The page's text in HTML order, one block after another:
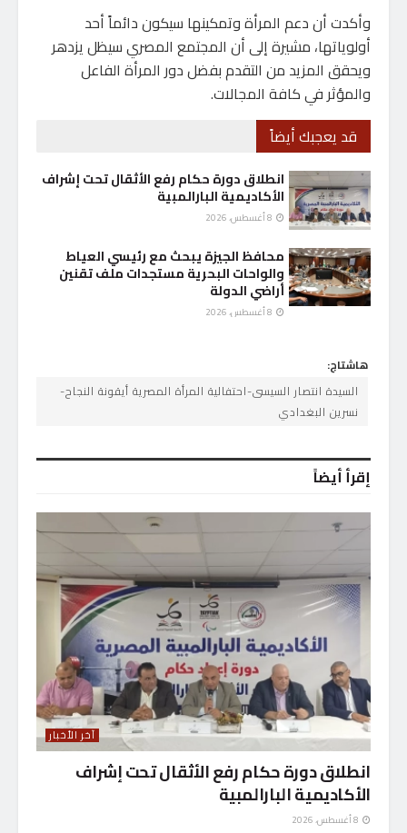
وأكدت أن دعم المرأة وتمكينها سيكون دائماً أحد
أولوياتها، مشيرة إلى أن المجتمع المصري سيظل يزدهر
ويحقق المزيد من التقدم بفضل دور المرأة الفاعل
والمؤثر في كافة المجالات.
قد يعجبك أيضاً
انطلاق دورة حكام رفع الأثقال تحت إشراف
الأكاديمية البارالمبية
محافظ الجيزة يبحث مع رئيسي العياط
والواحات البحرية مستجدات ملف تقنين
أراضي الدولة
هاشتاج:
السيدة انتصار السيسى-احتفالية المرأة المصرية أيقونة النجاح-
نسرين البغدادي
إقرأ أيضاً
آخر الأخبار
انطلاق دورة حكام رفع الأثقال تحت إشراف
الأكاديمية البارالمبية